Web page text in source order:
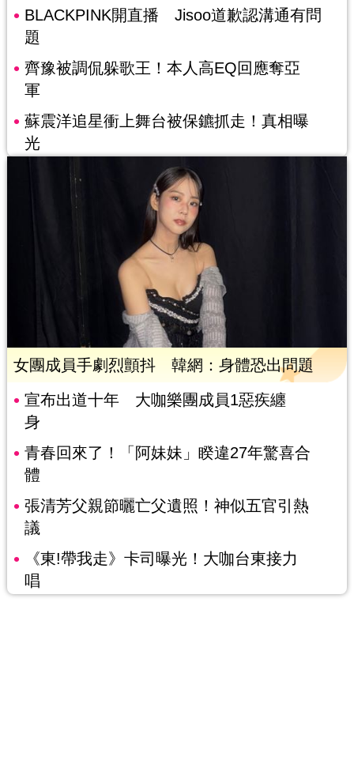
BLACKPINK開直播 Jisoo道歉認溝通有問
題
齊豫被調侃躲歌王！本人高EQ回應奪亞
軍
蘇震洋追星衝上舞台被保鑣抓走！真相曝
光
女團成員手劇烈顫抖 韓網：身體恐出問題
宣布出道十年 大咖樂團成員1惡疾纏
身
青春回來了！「阿妹妹」睽違27年驚喜合
體
張清芳父親節曬亡父遺照！神似五官引熱
議
《東!帶我走》卡司曝光！大咖台東接力
唱